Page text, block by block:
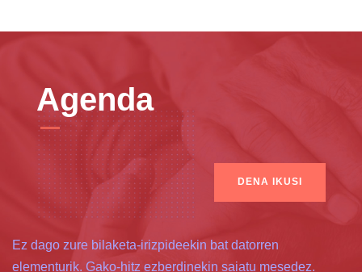
Agenda
DENA IKUSI
Ez dago zure bilaketa-irizpideekin bat datorren
elementurik. Gako-hitz ezberdinekin saiatu mesedez.